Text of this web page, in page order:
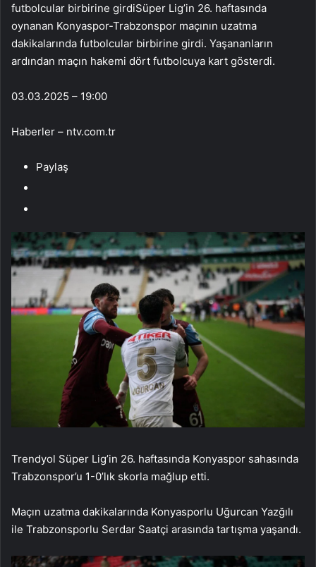
futbolcular birbirine girdiSüper Lig’in 26. haftasında
oynanan Konyaspor-Trabzonspor maçının uzatma
dakikalarında futbolcular birbirine girdi. Yaşananların
ardından maçın hakemi dört futbolcuya kart gösterdi.
03.03.2025 – 19:00
Haberler – ntv.com.tr
Paylaş
Trendyol Süper Lig’in 26. haftasında Konyaspor sahasında
Trabzonspor’u 1-0’lık skorla mağlup etti.
Maçın uzatma dakikalarında Konyasporlu Uğurcan Yazğılı
ile Trabzonsporlu Serdar Saatçi arasında tartışma yaşandı.